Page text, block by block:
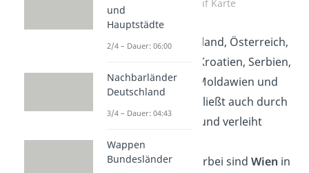
Donau Verlauf Karte
Darunter sind Deutschland, Österreich,
die Slowakei, Ungarn, Kroatien, Serbien,
Rumänien, Bulgarien, Moldawien und
die Ukraine. Der Fluss fließt auch durch
bekannte Städte
und verleiht
diesen den Namen
Donaumetropolen
Hierbei sindWien in
und
Hauptstädte
2/4 – Dauer: 06:00
Nachbarländer
Deutschland
3/4 – Dauer: 04:43
Wappen
Bundesländer